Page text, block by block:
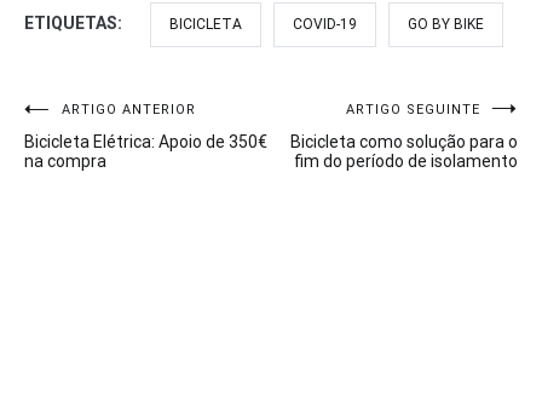
ETIQUETAS: BICICLETA COVID-19 GO BY BIKE
Navegação
de
ARTIGO ANTERIOR
Bicicleta Elétrica: Apoio de 350€
na compra
ARTIGO SEGUINTE
Bicicleta como solução para o
fim do período de isolamento